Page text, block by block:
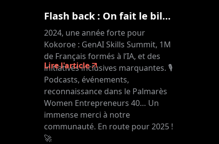
Flash back : On fait le bilan !
2024, une année forte pour
Kokoroe : GenAI Skills Summit, 1M
de Français formés à l’IA, et des
initiatives inclusives marquantes. 🎙️
Podcasts, événements,
reconnaissance dans le Palmarès
Women Entrepreneurs 40… Un
immense merci à notre
communauté. En route pour 2025 !
🚀
Lire l'article